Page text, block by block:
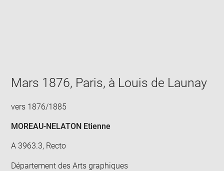
window
Mars 1876, Paris, à Louis de Launay
vers 1876/1885
MOREAU-NELATON Etienne
A 3963.3, Recto
Département des Arts graphiques